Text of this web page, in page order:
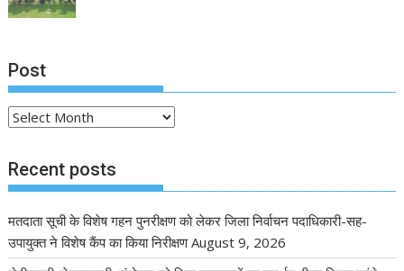
Post
Post
Recent posts
मतदाता सूची के विशेष गहन पुनरीक्षण को लेकर जिला निर्वाचन पदाधिकारी-सह-
उपायुक्त ने विशेष कैंप का किया निरीक्षण August 9, 2026